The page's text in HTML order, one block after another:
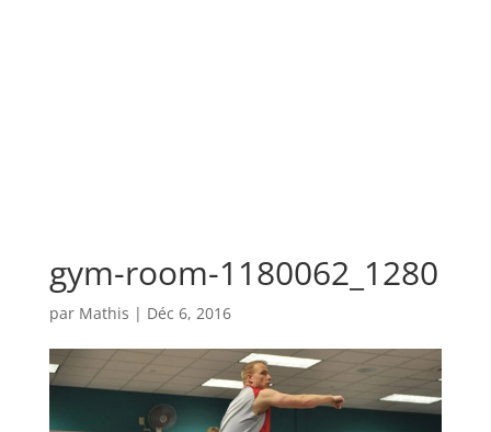
gym-room-1180062_1280
par Mathis | Déc 6, 2016